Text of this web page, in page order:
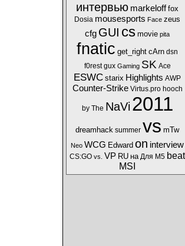
интервью markeloff fox
Dosia mousesports Face zeus
cfg GUI cs movie pita
fnatic get_right cArn dsn
f0rest gux Gaming SK Ace
ESWC starix Highlights AWP
Counter-Strike Virtus.pro hooch
by The NaVi 2011
dreamhack summer vs mTw
Neo WCG Edward on interview
CS:GO vs. VP RU на Для M5 beat
MSI